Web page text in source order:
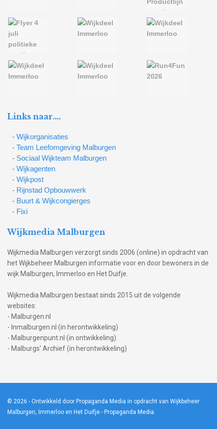
Links naar….
- Wijkorganisaties
- Team Leefomgeving Malburgen
- Sociaal Wijkteam Malburgen
- Wijkagenten
- Wijkpost
- Rijnstad Opbouwwerk
- Buurt & Wijkcongierges
- Fixi
Wijkmedia Malburgen
Wijkmedia Malburgen verzorgt sinds 2006 (online) in opdracht van
het Wijkbeheer Malburgen informatie voor en door bewoners in de
wijk Malburgen, Immerloo en Het Duifje.
Wijkmedia Malburgen bestaat sinds 2015 uit de volgende
websites:
- Malburgen.nl
- Inmalburgen.nl (in herontwikkeling)
- Malburgenpunt.nl (in ontwikkeling)
- Malburgs' Archief (in herontwikkeling)
© 2026 - Ontwikkeld door Propaganda Media in opdracht van Wijkbeheer
Malburgen, Immerloo en Het Duifje - Propaganda Media.